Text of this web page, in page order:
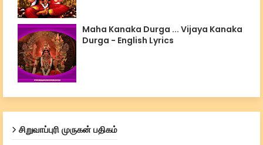
Maha Kanaka Durga ... Vijaya Kanaka
Durga - English Lyrics
சிறுவாப்புரி முருகன் பதிகம்